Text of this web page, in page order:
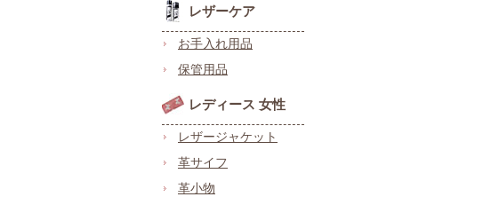
レザーケア
お手入れ用品
保管用品
レディース 女性
レザージャケット
革サイフ
革小物